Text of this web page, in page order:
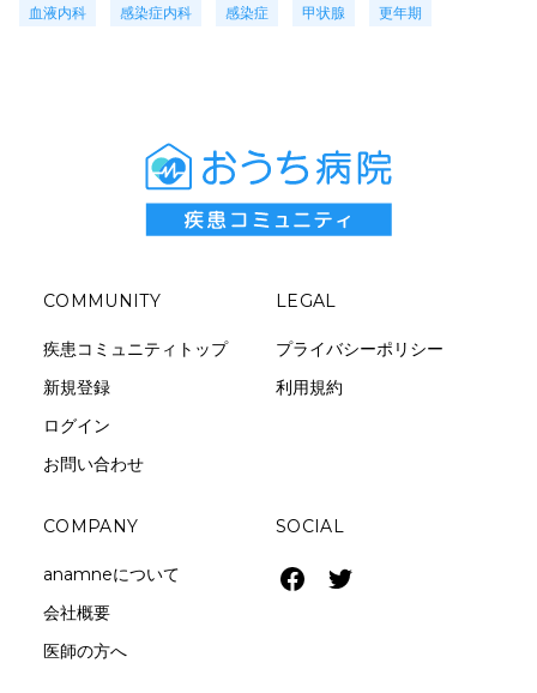
血液内科
感染症内科 感染症 甲状腺 更年期
COMMUNITY
疾患コミュニティトップ
新規登録
ログイン
お問い合わせ
LEGAL
プライバシーポリシー
利用規約
COMPANY
anamneについて
会社概要
医師の方へ
SOCIAL